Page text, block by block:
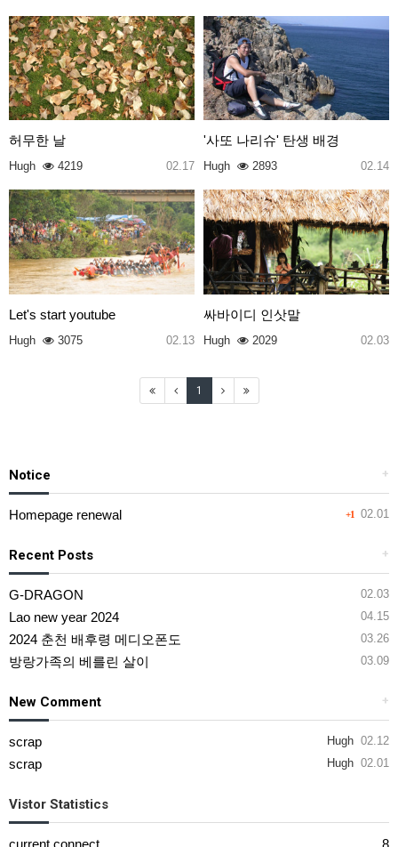
허무한 날
Hugh 4219 02.17
'사또 나리슈' 탄생 배경
Hugh 2893 02.14
Let's start youtube
Hugh 3075 02.13
싸바이디 인삿말
Hugh 2029 02.03
1
+
Notice
+1 02.01
Homepage renewal
+
Recent Posts
02.03
G-DRAGON
04.15
Lao new year 2024
03.26
2024 춘천 배후령 메디오폰도
03.09
방랑가족의 베를린 살이
+
New Comment
Hugh 02.12
scrap
Hugh 02.01
scrap
Vistor Statistics
current connect 8